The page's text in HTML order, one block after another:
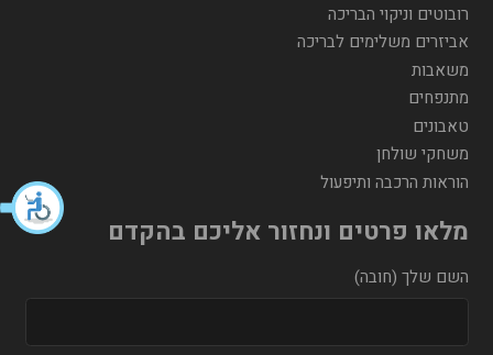
רובוטים וניקוי הבריכה
אביזרים משלימים לבריכה
משאבות
מתנפחים
טאבונים
משחקי שולחן
הוראות הרכבה ותיפעול
מלאו פרטים ונחזור אליכם בהקדם
השם שלך (חובה)